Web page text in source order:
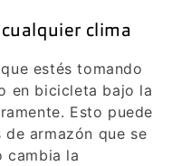
clima
estés tomando
en bicicleta bajo la
Esto puede
armazón que se
cambia la